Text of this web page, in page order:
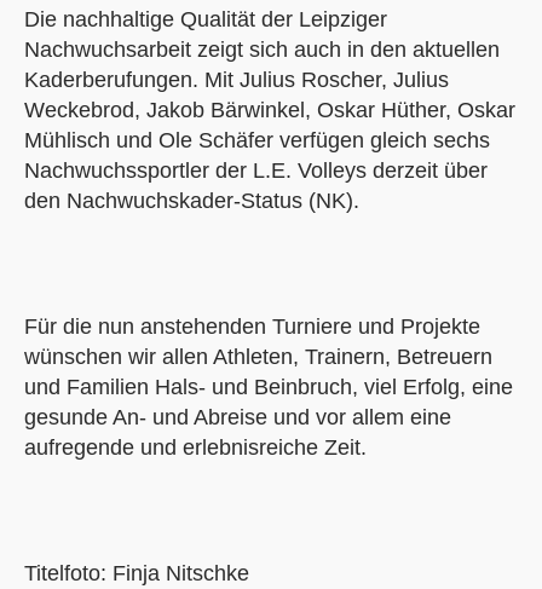
Die nachhaltige Qualität der Leipziger
Nachwuchsarbeit zeigt sich auch in den aktuellen
Kaderberufungen. Mit Julius Roscher, Julius
Weckebrod, Jakob Bärwinkel, Oskar Hüther, Oskar
Mühlisch und Ole Schäfer verfügen gleich sechs
Nachwuchssportler der L.E. Volleys derzeit über
den Nachwuchskader-Status (NK).
Für die nun anstehenden Turniere und Projekte
wünschen wir allen Athleten, Trainern, Betreuern
und Familien Hals- und Beinbruch, viel Erfolg, eine
gesunde An- und Abreise und vor allem eine
aufregende und erlebnisreiche Zeit.
Titelfoto: Finja Nitschke